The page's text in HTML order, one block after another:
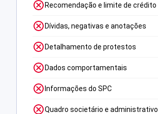
Recomendação e limite de crédito
Dívidas, negativas e anotações
Detalhamento de protestos
Dados comportamentais
Informações do SPC
Quadro societário e administrativo